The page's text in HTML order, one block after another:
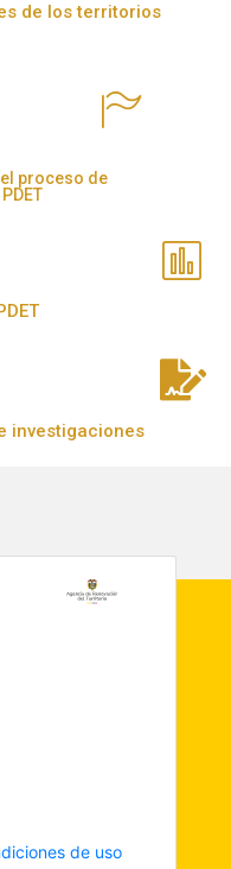
de los territorios
proceso de
investigaciones
de uso